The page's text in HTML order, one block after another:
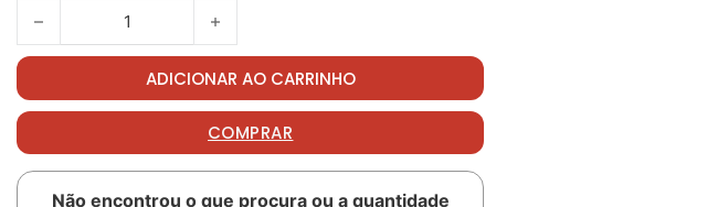
Pin, shouldered PN: 350A37-1131-20 quantidade
ADICIONAR AO CARRINHO
COMPRAR
Não encontrou o que procura ou a quantidade